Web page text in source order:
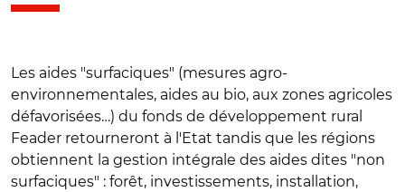
Les aides "surfaciques" (mesures agro-
environnementales, aides au bio, aux zones agricoles
défavorisées…) du fonds de développement rural
Feader retourneront à l'Etat tandis que les régions
obtiennent la gestion intégrale des aides dites "non
surfaciques" : forêt, investissements, installation,